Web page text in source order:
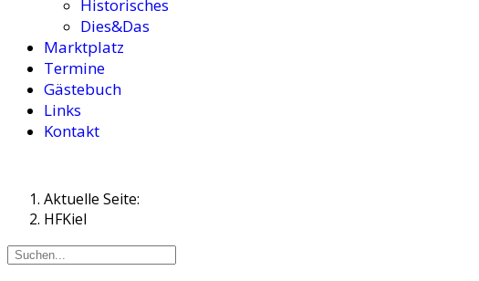
Historisches
Dies&Das
Marktplatz
Termine
Gästebuch
Links
Kontakt
Aktuelle Seite:
HFKiel